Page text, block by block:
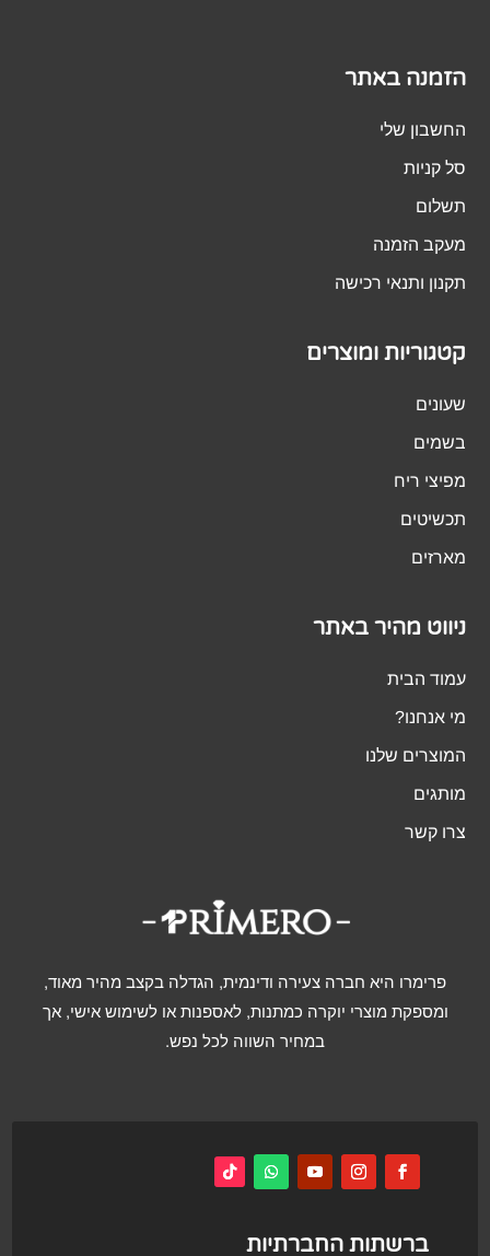
הזמנה באתר
החשבון שלי
סל קניות
תשלום
מעקב הזמנה
תקנון ותנאי רכישה
קטגוריות ומוצרים
שעונים
בשמים
מפיצי ריח
תכשיטים
מארזים
ניווט מהיר באתר
עמוד הבית
מי אנחנו?
המוצרים שלנו
מותגים
צרו קשר
פרימרו היא חברה צעירה ודינמית, הגדלה בקצב מהיר מאוד,
ומספקת מוצרי יוקרה כמתנות, לאספנות או לשימוש אישי, אך
במחיר השווה לכל נפש.
ברשתות החברתיות